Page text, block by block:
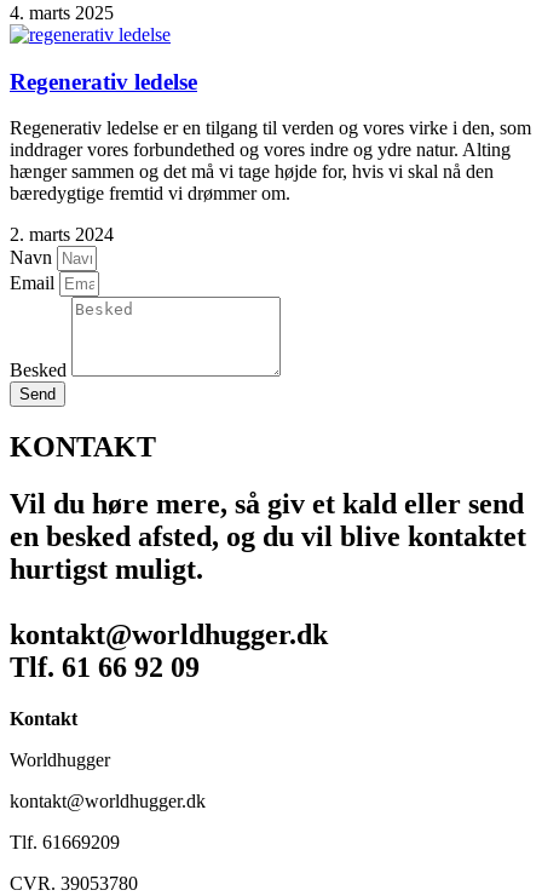
4. marts 2025
Regenerativ ledelse
Regenerativ ledelse er en tilgang til verden og vores virke i den, som
inddrager vores forbundethed og vores indre og ydre natur. Alting
hænger sammen og det må vi tage højde for, hvis vi skal nå den
bæredygtige fremtid vi drømmer om.
2. marts 2024
Navn
Email
Besked
Send
KONTAKT
Vil du høre mere, så giv et kald eller send
en besked afsted, og du vil blive kontaktet
hurtigst muligt.
kontakt@worldhugger.dk
Tlf. 61 66 92 09
Kontakt
Worldhugger
kontakt@worldhugger.dk
Tlf. 61669209
CVR. 39053780